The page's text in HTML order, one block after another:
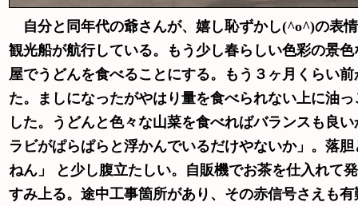
自分と同年代の爺さんが、嬉し恥ずかし(^o^)の表
観光船が航行している。もう少し春らしい色彩の景
屋でうどんを食べることにする。もう３ヶ月くらい
た。ましになったがやはり量を食べられない上に油
した。うどんと色々な山菜を食べればバランスも良
ラビがぱらぱらと浮かんでいるだけやないか」。落
ねん」 と少し腹立たしい。自販機でお茶を仕入れて
すみ上る。途中工事箇所があり、その赤信号さえも有